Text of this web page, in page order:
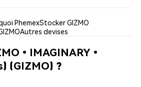
PhemexStocker GIZMO
Autres devises
(GIZMO) ?